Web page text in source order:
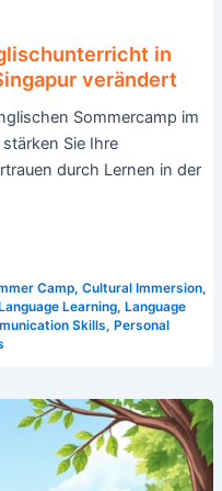
in
verändert
Sommercamp im
Sie Ihre
durch Lernen in der
Camp, Cultural Immersion,
Learning, Language
Skills, Personal